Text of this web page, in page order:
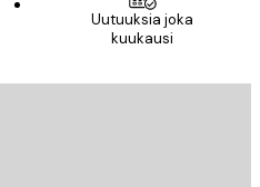
Uutuuksia joka
kuukausi